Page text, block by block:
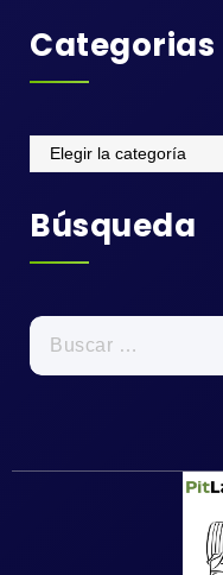
Categorias
Categorias
Búsqueda
Buscar: